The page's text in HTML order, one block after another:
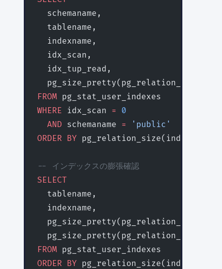
  schemaname,
  tablename,
  indexname,
  idx_scan,
  idx_tup_read,
FROM pg_stat_user_indexes
WHERE idx_scan = 0
  AND
schemaname = 'public'
ORDER BY
-- インデックスの膨張確認
SELECT
  tablename,
  indexname,
FROM pg_stat_user_indexes
ORDER BY